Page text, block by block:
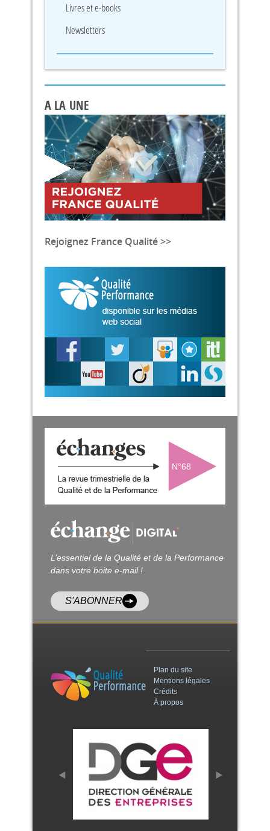
Livres et e-books
Newsletters
A LA UNE
Rejoignez France Qualité >>
N°68
L’essentiel de la Qualité et de la Performance
dans votre boite e-mail !
S'ABONNER
Plan du site
Mentions légales
Crédits
À propos